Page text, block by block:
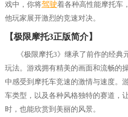
戏中，你将驾驶着各种高性能摩托车
他玩家展开激烈的竞速对决。
【极限摩托3正版简介】
《极限摩托3》继承了前作的经
玩法。游戏拥有精美的画面和流畅的
中感受到摩托车竞速的激情与速度。
车类型，以及各种风格独特的赛道，
时，也能欣赏到美丽的风景。